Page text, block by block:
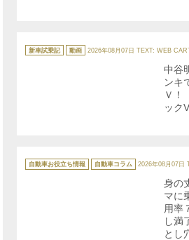
テ
ゴ
新車試乗記 動画 2026年08月07日 TEXT: WEB
中谷
ンキ
Ｖ！
ック
テ
ゴ
自動車お役立ち情報 自動車コラム 2026年08月07日
身の
マに
用率
し満
とし